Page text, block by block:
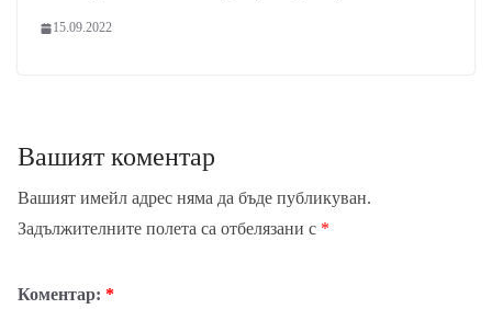
15.09.2022
Вашият коментар
Вашият имейл адрес няма да бъде публикуван.
Задължителните полета са отбелязани с *
Коментар: *